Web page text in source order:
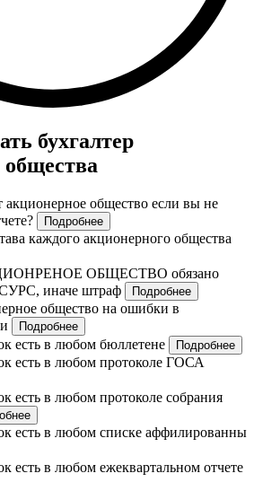
бухгалтер
общество если вы не
Подробнее
каждого акционерного общества
ОБЩЕСТВО обязано
иначе штраф
Подробнее
общество на ошибки в
Подробнее
есть в любом бюллетене Подробнее
есть в любом протоколе ГОСА
есть в любом протоколе собрания
есть в любом списке аффилированны
есть в любом ежеквартальном отчете